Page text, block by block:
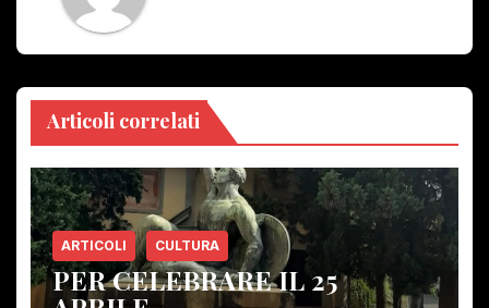
Articoli correlati
ARTICOLI CULTURA
PER CELEBRARE IL 25